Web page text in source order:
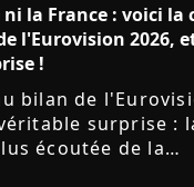
la France : voici la
l'Eurovision 2026,
!
bilan de
surprise :
écoutée de la
streaming n'est